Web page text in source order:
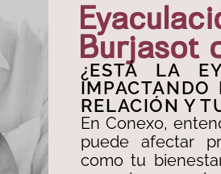
Burjasot
¿ESTÁ LA
IMPACTANDO
RELACIÓN Y
En Conexo,
puede afectar
como tu